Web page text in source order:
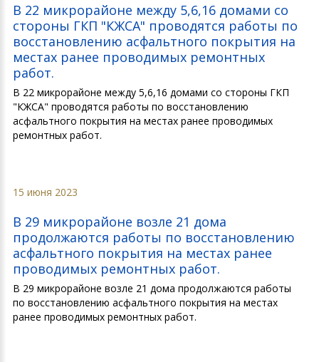
В 22 микрорайоне между 5,6,16 домами со
стороны ГКП "КЖСА" проводятся работы по
восстановлению асфальтного покрытия на
местах ранее проводимых ремонтных
работ.
В 22 микрорайоне между 5,6,16 домами со стороны ГКП
"КЖСА" проводятся работы по восстановлению
асфальтного покрытия на местах ранее проводимых
ремонтных работ.
15 июня 2023
В 29 микрорайоне возле 21 дома
продолжаются работы по восстановлению
асфальтного покрытия на местах ранее
проводимых ремонтных работ.
В 29 микрорайоне возле 21 дома продолжаются работы
по восстановлению асфальтного покрытия на местах
ранее проводимых ремонтных работ.